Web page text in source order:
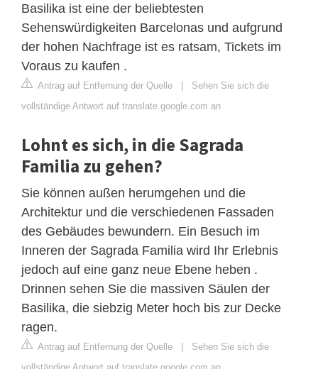
Basilika ist eine der beliebtesten
Sehenswürdigkeiten Barcelonas und aufgrund
der hohen Nachfrage ist es ratsam, Tickets im
Voraus zu kaufen .
Antrag auf Entfernung der Quelle | Sehen Sie sich die
vollständige Antwort auf translate.google.com an
Lohnt es sich, in die Sagrada
Familia zu gehen?
Sie können außen herumgehen und die
Architektur und die verschiedenen Fassaden
des Gebäudes bewundern. Ein Besuch im
Inneren der Sagrada Familia wird Ihr Erlebnis
jedoch auf eine ganz neue Ebene heben .
Drinnen sehen Sie die massiven Säulen der
Basilika, die siebzig Meter hoch bis zur Decke
ragen.
Antrag auf Entfernung der Quelle | Sehen Sie sich die